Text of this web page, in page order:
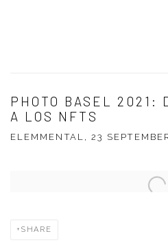
PHOTO BASEL 2021:
A LOS NFTS
ELEMMENTAL, 23
Open a larger version of the
SHARE